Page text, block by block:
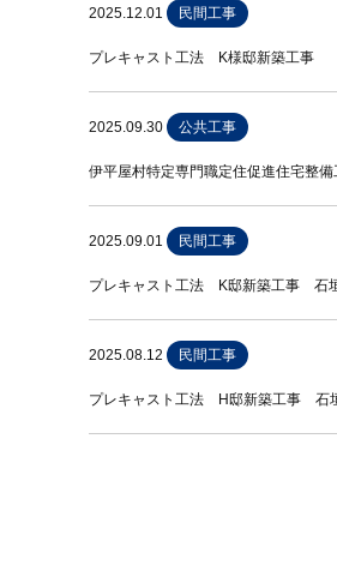
2025.12.01 民間工事
プレキャスト工法 K様邸新築工事
2025.09.30 公共工事
伊平屋村特定専門職定住促進住宅整備
2025.09.01 民間工事
プレキャスト工法 K邸新築工事 石
2025.08.12 民間工事
プレキャスト工法 H邸新築工事 石